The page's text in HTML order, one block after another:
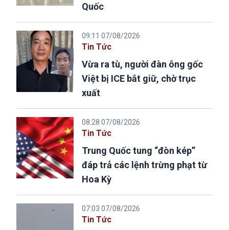
Quốc
09:11 07/08/2026
Tin Tức
Vừa ra tù, người đàn ông gốc
Việt bị ICE bắt giữ, chờ trục
xuất
08:28 07/08/2026
Tin Tức
Trung Quốc tung “đòn kép”
đáp trả các lệnh trừng phạt từ
Hoa Kỳ
07:03 07/08/2026
Tin Tức